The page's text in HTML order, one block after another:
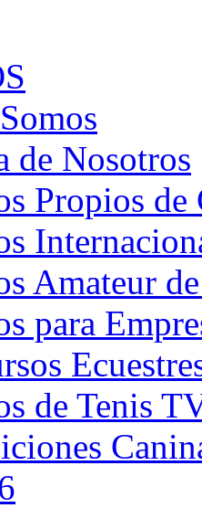
de Nosotros
Propios
Amateur
para
de Tenis